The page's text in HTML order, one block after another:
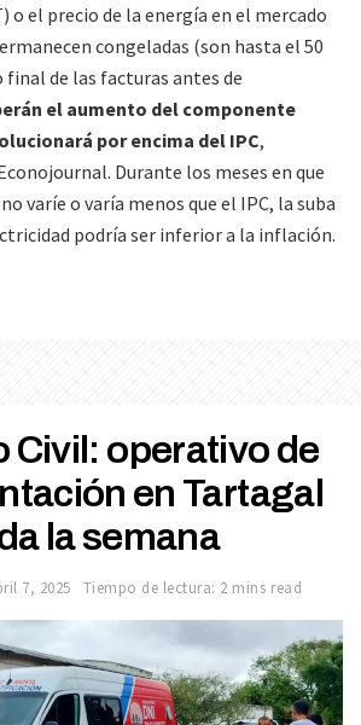
o el precio de la energía en el mercado
congeladas (son hasta el 50
de las facturas antes de
el aumento del componente
por encima del IPC,
Durante los meses en que
varíe o varía menos que el IPC, la suba
podría ser inferior a la inflación.
Civil: operativo de
en Tartagal
la semana
7, 2025 Tiempo de lectura: 2 mins read